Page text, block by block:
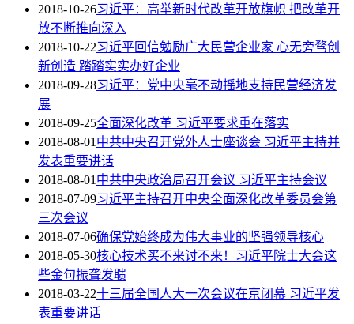
2018-10-26习近平：高举新时代改革开放旗帜 把改革开
放不断推向深入
2018-10-22习近平回信勉励广大民营企业家 心无旁骛创
新创造 踏踏实实办好企业
2018-09-28习近平：党中央毫不动摇地支持民营经济发
展
2018-09-25全面深化改革 习近平要求重在落实
2018-08-01中共中央召开党外人士座谈会 习近平主持并
发表重要讲话
2018-08-01中共中央政治局召开会议 习近平主持会议
2018-07-09习近平主持召开中央全面深化改革委员会第
三次会议
2018-07-06确保党始终成为伟大事业的坚强领导核心
2018-05-30核心技术买不来讨不来！习近平院士大会这
些金句振聋发聩
2018-03-22十三届全国人大一次会议在京闭幕 习近平发
表重要讲话